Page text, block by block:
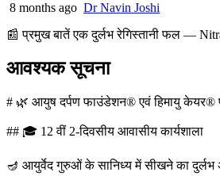
8 months ago Dr Navin Joshi
📰 प्रमुख बातें एक दुर्लभ रेगिस्तानी फल —
आवश्यक सूचना
# 🌿 आयुष दर्पण फाउंडेशन® एवं हिमायु केयर®
## 🎓 12 वीं 2-दिवसीय आवासीय कार्यशाला
🪔 आयुर्वेद गुरुओं के सानिध्य में सीखने का दुर्लभ